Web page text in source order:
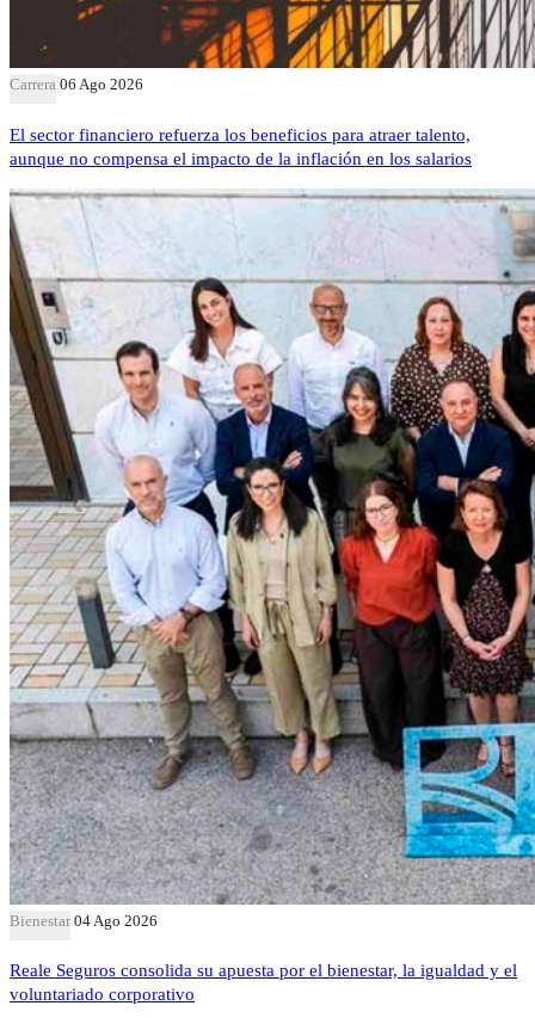
Carrera 06 Ago 2026
El sector financiero refuerza los beneficios para atraer talento,
aunque no compensa el impacto de la inflación en los salarios
Bienestar 04 Ago 2026
Reale Seguros consolida su apuesta por el bienestar, la igualdad y el
voluntariado corporativo